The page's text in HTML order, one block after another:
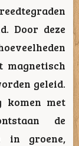
Door deze
magnetisch
geleid.
komen met
de
in groene,